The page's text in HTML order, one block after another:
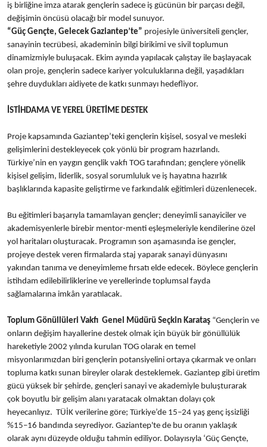
iş birliğine imza atarak gençlerin sadece iş gücünün bir parçası değil,
değişimin öncüsü olacağı bir model sunuyor.
“Güç Gençte, Gelecek Gaziantep’te” projesiyle üniversiteli gençler,
sanayinin tecrübesi, akademinin bilgi birikimi ve sivil toplumun
dinamizmiyle buluşacak. Ekim ayında yapılacak çalıştay ile başlayacak
olan proje, gençlerin sadece kariyer yolculuklarına değil, yaşadıkları
şehre duydukları aidiyete de katkı sunmayı hedefliyor.
İSTİHDAMA VE YEREL ÜRETİME DESTEK
Proje kapsamında Gaziantep’teki gençlerin kişisel, sosyal ve mesleki
gelişimlerini destekleyecek çok yönlü bir program hazırlandı.
Türkiye’nin en yaygın gençlik vakfı TOG tarafından; gençlere yönelik
kişisel gelişim, liderlik, sosyal sorumluluk ve iş hayatına hazırlık
başlıklarında kapasite geliştirme ve farkındalık eğitimleri düzenlenecek.
Bu eğitimleri başarıyla tamamlayan gençler; deneyimli sanayiciler ve
akademisyenlerle birebir mentor-menti eşleşmeleriyle kendilerine özel
yol haritaları oluşturacak. Programın son aşamasında ise gençler,
projeye destek veren firmalarda staj yaparak sanayi dünyasını
yakından tanıma ve deneyimleme fırsatı elde edecek. Böylece gençlerin
istihdam edilebilirliklerine ve yerellerinde toplumsal fayda
sağlamalarına imkân yaratılacak.
Toplum Gönüllüleri Vakfı Genel Müdürü Seçkin Karataş “Gençlerin ve
onların değişim hayallerine destek olmak için büyük bir gönüllülük
hareketiyle 2002 yılında kurulan TOG olarak en temel
misyonlarımızdan biri gençlerin potansiyelini ortaya çıkarmak ve onları
topluma katkı sunan bireyler olarak desteklemek. Gaziantep gibi üretim
gücü yüksek bir şehirde, gençleri sanayi ve akademiyle buluşturarak
çok boyutlu bir gelişim alanı yaratacak olmaktan dolayı çok
heyecanlıyız. TÜİK verilerine göre; Türkiye’de 15–24 yaş genç işsizliği
%15–16 bandında seyrediyor. Gaziantep'te de bu oranın yaklaşık
olarak aynı düzeyde olduğu tahmin ediliyor. Dolayısıyla ‘Güç Gençte,